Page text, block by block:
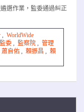
選作業，監委通過糾正
, WorldWide
監委 , 監察院 , 管理
蕭自佑 , 賴振昌 , 賴